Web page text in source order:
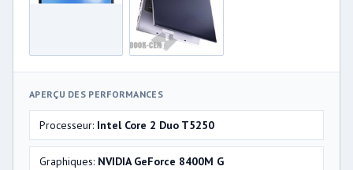
APERÇU DES PERFORMANCES
Processeur: Intel Core 2 Duo T5250
Graphiques: NVIDIA GeForce 8400M G